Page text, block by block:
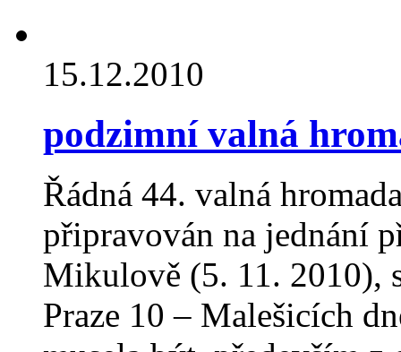
15.12.2010
podzimní valná
Řádná 44. valná
připravován na jednání
Mikulově (5. 11. 2010),
Praze 10 – Malešicích